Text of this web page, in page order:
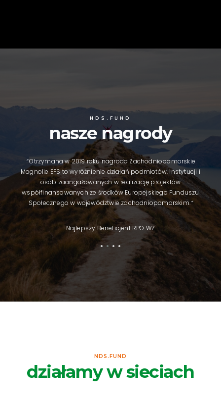
NDS.FUND
nasze nagrody
“Otrzymana w 2019 roku nagroda Zachodniopomorskie
Magnolie EFS to wyróżnienie działań podmiotów, instytucji i
osób zaangażowanych w realizację projektów
współfinansowanych ze środków Europejskiego Funduszu
Społecznego w województwie zachodniopomorskim.”
Najlepszy Beneficjent RPO WZ
NDS.FUND
działamy w sieciach